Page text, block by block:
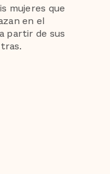
mujeres que
en el
partir de sus